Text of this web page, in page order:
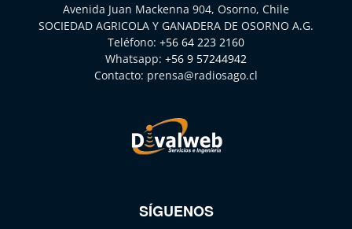
Avenida Juan Mackenna 904, Osorno, Chile
SOCIEDAD AGRICOLA Y GANADERA DE OSORNO A.G.
Teléfono: +56 64 223 2160
Whatsapp: +56 9 57244942
Contacto: prensa@radiosago.cl
SÍGUENOS